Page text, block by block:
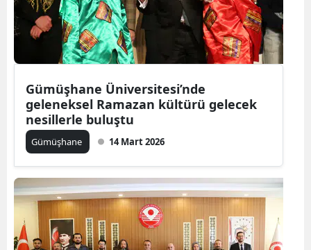
Hakkari
Hatay
Isparta
Mersin
Kars
Kastamonu
Kayseri
Gümüşhane Üniversitesi’nde
geleneksel Ramazan kültürü gelecek
nesillerle buluştu
Gümüşhane 14 Mart 2026